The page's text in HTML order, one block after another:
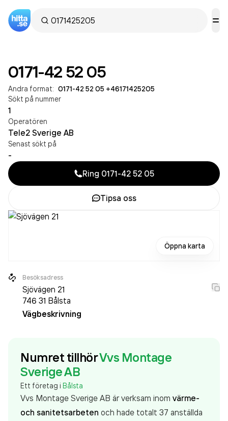
0171-42 52 05
Andra format: 0171-42 52 05 +46171425205
Sökt på nummer
1
Operatören
Tele2 Sverige AB
Senast sökt på
-
Ring 0171-42 52 05
Tipsa oss
Öppna karta
Besöksadress
Sjövägen 21
746 31 Bålsta
Vägbeskrivning
Numret tillhörVvs Montage
Sverige AB
Ett företag i Bålsta
Vvs Montage Sverige AB är verksam inom värme-
och sanitetsarbeten och hade totalt 37 anställda